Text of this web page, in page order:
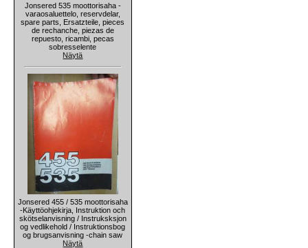
Jonsered 535 moottorisaha -
varaosaluettelo, reservdelar,
spare parts, Ersatzteile, pieces
de rechanche, piezas de
repuesto, ricambi, pecas
sobresselente
Näytä
Jonsered 455 / 535 moottorisaha
-Käyttöohjekirja, Instruktion och
skötselanvisning / Instruksksjon
og vedlikehold / Instruktionsbog
og brugsanvisning -chain saw
Näytä